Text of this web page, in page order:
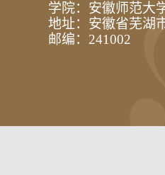
学院：安徽师范大
地址：安徽省芜湖
邮编：241002